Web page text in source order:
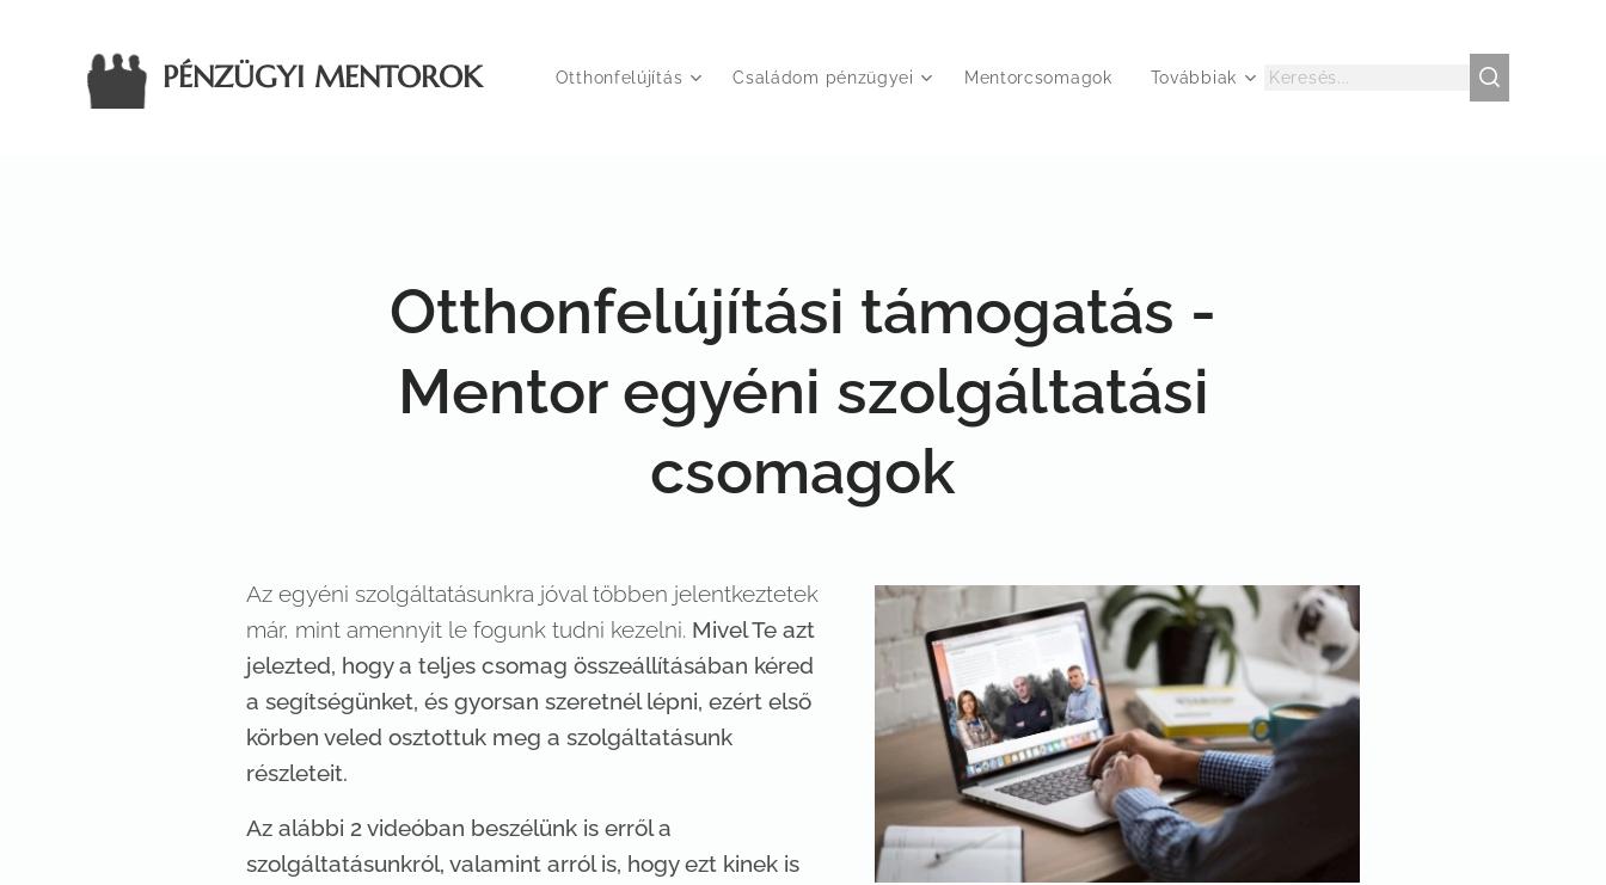
PÉNZÜGYI MENTOROK Otthonfelújítás Családom pénzügyei Mentorcsomagok Továbbiak
Otthonfelújítási támogatás -
Mentor egyéni szolgáltatási
csomagok
Az egyéni szolgáltatásunkra jóval többen jelentkeztetek
már, mint amennyit le fogunk tudni kezelni. Mivel Te azt
jelezted, hogy a teljes csomag összeállításában kéred
a segítségünket, és gyorsan szeretnél lépni, ezért első
körben veled osztottuk meg a szolgáltatásunk
részleteit.
Az alábbi 2 videóban beszélünk is erről a
szolgáltatásunkról, valamint arról is, hogy ezt kinek is